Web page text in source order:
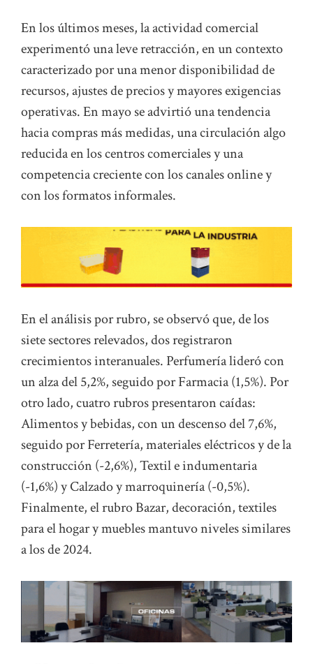
En los últimos meses, la actividad comercial
experimentó una leve retracción, en un contexto
caracterizado por una menor disponibilidad de
recursos, ajustes de precios y mayores exigencias
operativas. En mayo se advirtió una tendencia
hacia compras más medidas, una circulación algo
reducida en los centros comerciales y una
competencia creciente con los canales online y
con los formatos informales.
En el análisis por rubro, se observó que, de los
siete sectores relevados, dos registraron
crecimientos interanuales. Perfumería lideró con
un alza del 5,2%, seguido por Farmacia (1,5%). Por
otro lado, cuatro rubros presentaron caídas:
Alimentos y bebidas, con un descenso del 7,6%,
seguido por Ferretería, materiales eléctricos y de la
construcción (-2,6%), Textil e indumentaria
(-1,6%) y Calzado y marroquinería (-0,5%).
Finalmente, el rubro Bazar, decoración, textiles
para el hogar y muebles mantuvo niveles similares
a los de 2024.